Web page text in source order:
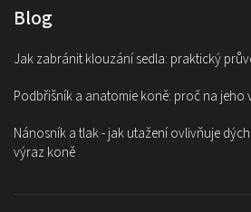
Blog
Jak zabránit klouzání sedla: praktický
Podbřišník a anatomie koně: proč na jeho
Nánosník a tlak - jak utažení ovlivňuje
výraz koně